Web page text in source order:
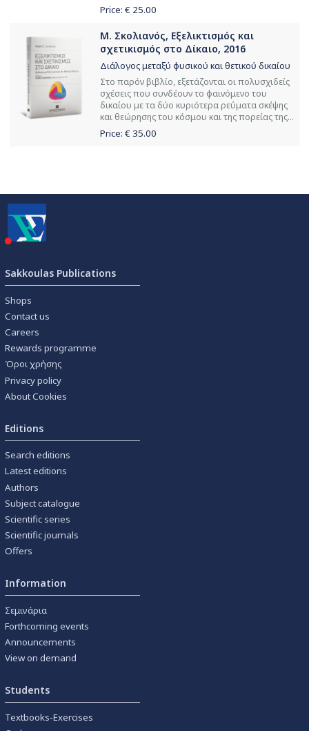
Price: € 25.00
Μ. Σκολιανός, Εξελικτισμός και
σχετικισμός στο Δίκαιο, 2016
Διάλογος μεταξύ φυσικού και θετικού δικαίου
Στο παρόν βιβλίο, εξετάζονται οι πολυσχιδείς
σχέσεις που συνδέουν το φαινόμενο του
δικαίου με τα δύο κυριότερα ρεύματα σκέψης
και θεώρησης του κόσμου και της πορείας της...
Price: € 35.00
Sakkoulas Publications
Shops
Contact us
Careers
Rewards programme
Όροι χρήσης
Privacy policy
About Cookies
Editions
Search editions
Latest editions
Authors
Subject catalogue
Scientific series
Scientific journals
Offers
Information
Σεμινάρια
Forthcoming events
Announcements
View on demand
Students
Textbooks-Exercises